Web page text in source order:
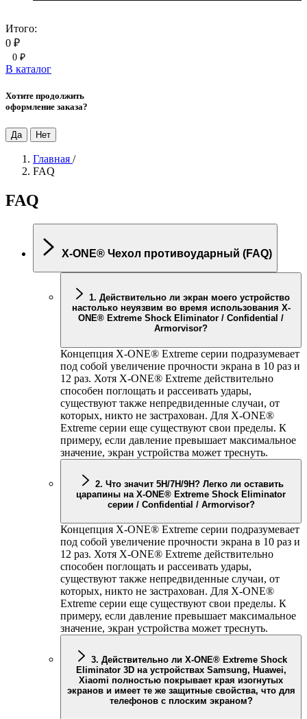
Итого:
0 ₽
0 ₽
В каталог
Хотите продолжить
оформление заказа?
Да Нет
Главная /
FAQ
FAQ
X-ONE® Чехол противоударный (FAQ)
1. Действительно ли экран моего устройство
настолько неуязвим во время использования X-
ONE® Extreme Shock Eliminator / Confidential /
Armorvisor?
Концепция X-ONE® Extreme серии подразумевает
под собой увеличение прочности экрана в 10 раз и
12 раз. Хотя X-ONE® Extreme действительно
способен поглощать и рассеивать удары,
существуют также непредвиденные случаи, от
которых, никто не застрахован. Для X-ONE®
Extreme серии еще существуют свои пределы. К
примеру, если давление превышает максимальное
значение, экран устройства может треснуть.
2. Что значит 5H/7H/9H? Легко ли оставить
царапины на X-ONE® Extreme Shock Eliminator
серии / Confidential / Armorvisor?
Концепция X-ONE® Extreme серии подразумевает
под собой увеличение прочности экрана в 10 раз и
12 раз. Хотя X-ONE® Extreme действительно
способен поглощать и рассеивать удары,
существуют также непредвиденные случаи, от
которых, никто не застрахован. Для X-ONE®
Extreme серии еще существуют свои пределы. К
примеру, если давление превышает максимальное
значение, экран устройства может треснуть.
3. Действительно ли X-ONE® Extreme Shock
Eliminator 3D на устройствах Samsung, Huawei,
Xiaomi полностью покрывает края изогнутых
экранов и имеет те же защитные свойства, что для
телефонов с плоским экраном?